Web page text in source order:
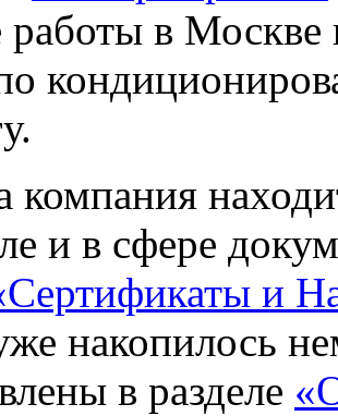
в Москве
и в сфере
и
накопилось
в разделе